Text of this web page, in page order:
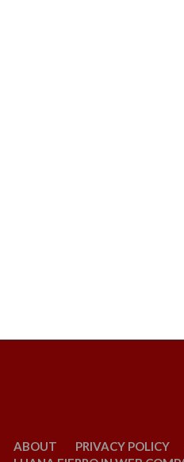
ABOUT PRIVACY POLICY